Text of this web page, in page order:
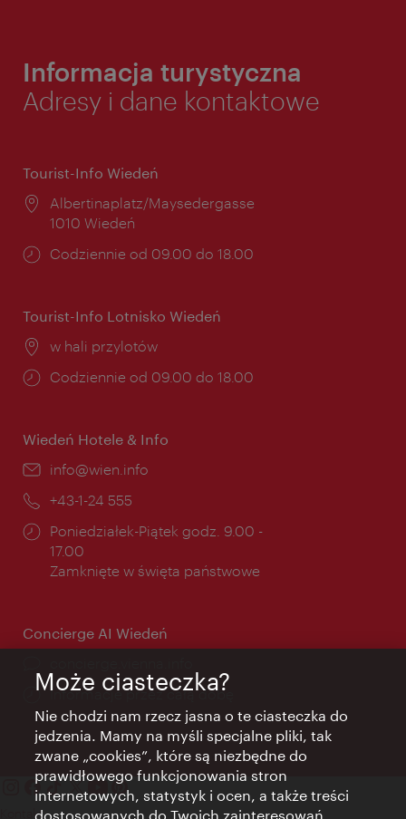
Informacja turystyczna
Adresy i dane kontaktowe
Tourist-Info Wiedeń
Miejsce:
Albertinaplatz/Maysedergasse
1010 Wiedeń
Godziny
Codziennie od 09.00 do 18.00
Tourist-Info Lotnisko Wiedeń
Miejsce:
w hali przylotów
Godziny
Codziennie od 09.00 do 18.00
Wiedeń Hotele & Info
E-
info@wien.info
Telefon:
+43-1-24 555
Godziny
otwarcia:
Poniedziałek-Piątek godz. 9.00 -
17.00
Zamknięte w święta państwowe
Concierge AI Wiedeń
Informacje przez całą dobę
Kontakt
Może ciasteczka?
Nie chodzi nam rzecz jasna o te ciasteczka do
jedzenia. Mamy na myśli specjalne pliki, tak
zwane „cookies”, które są niezbędne do
prawidłowego funkcjonowania stron
internetowych, statystyk i ocen, a także treści
dostosowanych do Twoich zainteresowań.